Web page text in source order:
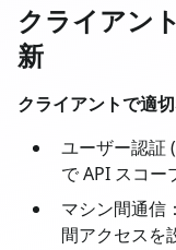
クライアン
新
クライアントで適
ユーザー認証
で API スコー
マシン間通信：
間アクセスを